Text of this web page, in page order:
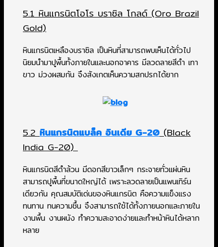
5.1 หินแกรนิตโอโร บราซิล โกลด์ (Oro Brazil
Gold)
หินแกรนิตเหลืองบราซิล เป็นหินที่สามารถพบเห็นได้ทั่วไป
นิยมนำมาปูพื้นทั้งภายในและนอกอาคาร มีลวดลายสีดำ เทา
ขาว ม่วงผสมกัน จึงสังเกตเห็นความสกปรกได้ยาก
5.2หินแกรนิตแบล็ค อินเดีย G-20(Black
India G-20)
หินแกรนิตสีดำล้วน มีดอกสีขาวเล็กๆ กระจายทั่วแผ่นหิน
สามารถปูพื้นที่ขนาดใหญ่ได้ เพราะลวดลายเป็นแพนเทิร์น
เดียวกัน คุณสมบัติเด่นของหินแกรนิต คือความแข็งแรง
ทนทาน ทนความชื้น จึงสามารถใช้ได้ทั้งภายนอกและภายใน
งานพื้น งานผนัง ทำความสะอาดง่ายและทำหน้าหินได้หลาก
หลาย